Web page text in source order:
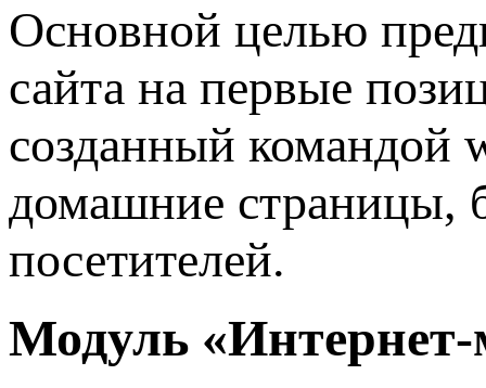
Основной целью
сайта на первые
созданный командой
домашние страницы,
посетителей.
Модуль «Интернет-